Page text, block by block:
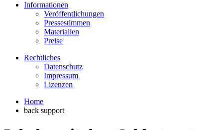
Informationen
Veröffentlichungen
Pressestimmen
Materialien
Preise
Rechtliches
Datenschutz
Impressum
Lizenzen
Home
back support